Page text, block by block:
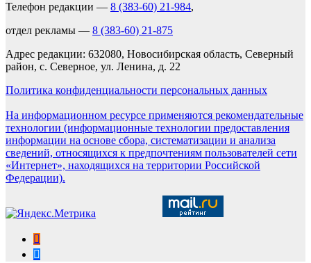
Телефон редакции — 8 (383-60) 21-984,
отдел рекламы — 8 (383-60) 21-875
Адрес редакции: 632080, Новосибирская область, Северный
район, с. Северное, ул. Ленина, д. 22
Политика конфиденциальности персональных данных
На информационном ресурсе применяются рекомендательные
технологии (информационные технологии предоставления
информации на основе сбора, систематизации и анализа
сведений, относящихся к предпочтениям пользователей сети
«Интернет», находящихся на территории Российской
Федерации).